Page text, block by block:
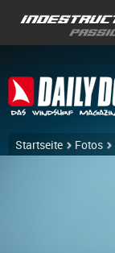
Startseite Fotos